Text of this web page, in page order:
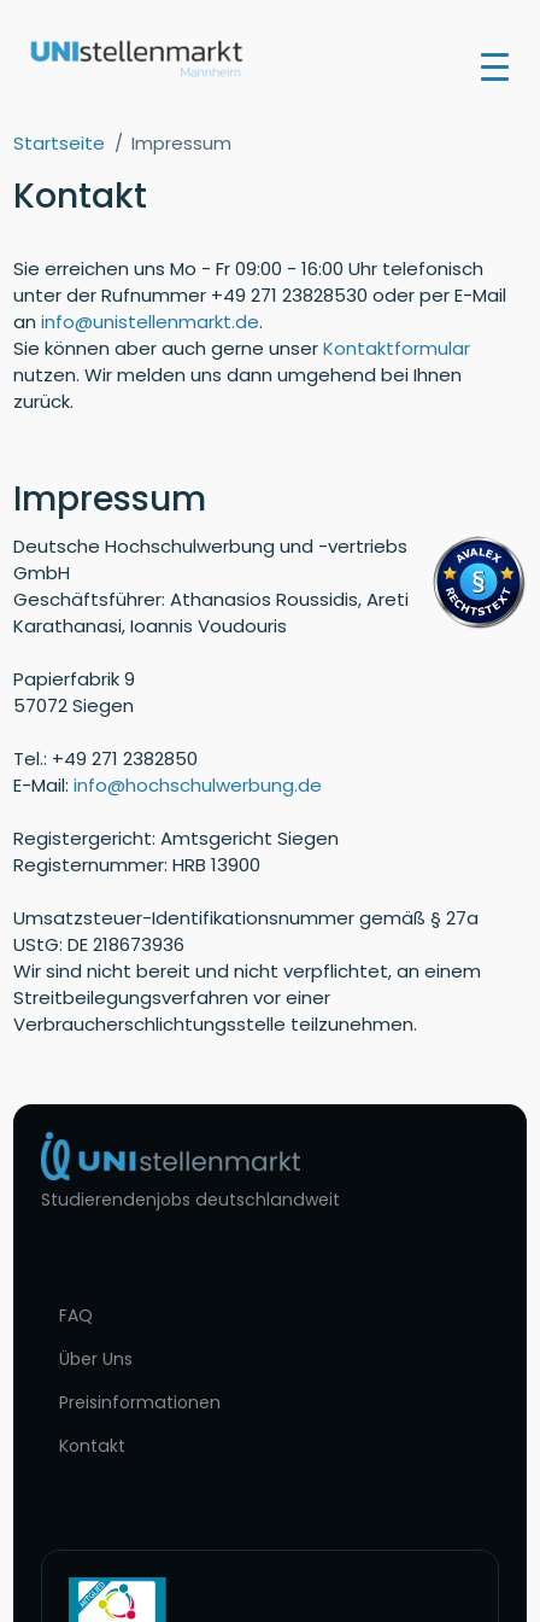
Startseite Impressum
Kontakt
Sie erreichen uns Mo - Fr 09:00 - 16:00 Uhr telefonisch
unter der Rufnummer +49 271 23828530 oder per E-Mail
aninfo@unistellenmarkt.de.
Sie können aber auch gerne unserKontaktformular
nutzen. Wir melden uns dann umgehend bei Ihnen
zurück.
Impressum
Deutsche Hochschulwerbung und -vertriebs
GmbH
Geschäftsführer: Athanasios Roussidis, Areti
Karathanasi, Ioannis Voudouris
Papierfabrik 9
57072 Siegen
Tel.: +49 271 2382850
E-Mail:info@hochschulwerbung.de
Registergericht: Amtsgericht Siegen
Registernummer: HRB 13900
Umsatzsteuer-Identifikationsnummer gemäß § 27a
UStG: DE 218673936
Wir sind nicht bereit und nicht verpflichtet, an einem
Streitbeilegungsverfahren vor einer
Verbraucherschlichtungsstelle teilzunehmen.
Studierendenjobs deutschlandweit
FAQ
Über Uns
Preisinformationen
Kontakt